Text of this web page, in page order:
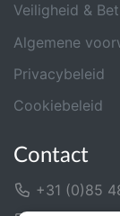
Veiligheid &
Algemene
Privacybeleid
Cookiebeleid
Contact
+31 (0)85